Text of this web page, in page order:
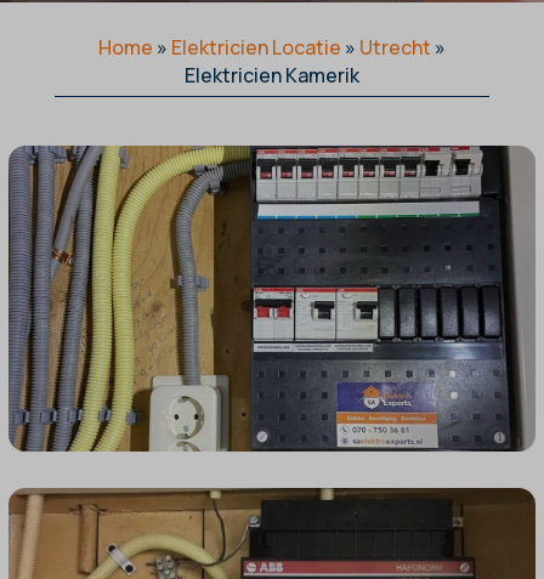
Home » Elektricien Locatie » Utrecht »
Elektricien Kamerik